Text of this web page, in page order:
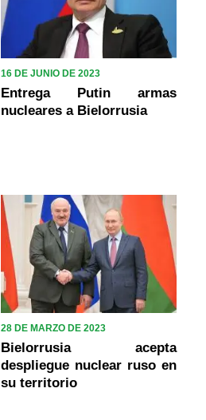
16 DE JUNIO DE 2023
Entrega Putin armas
nucleares a Bielorrusia
28 DE MARZO DE 2023
Bielorrusia acepta
despliegue nuclear ruso en
su territorio